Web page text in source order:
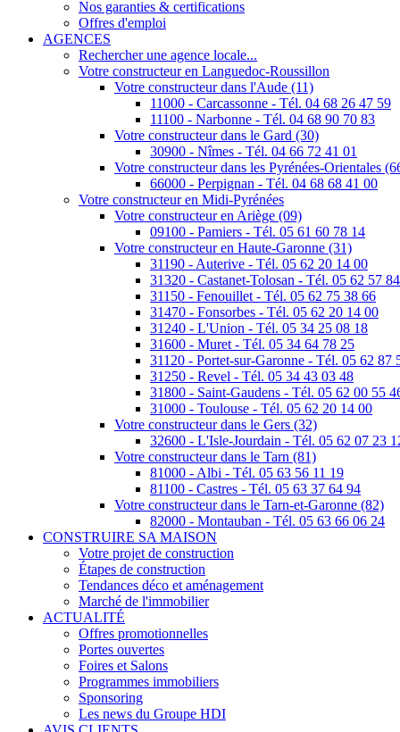
Nos garanties & certifications
Offres d'emploi
AGENCES
Rechercher une agence locale...
Votre constructeur en Languedoc-Roussillon
Votre constructeur dans l'Aude (11)
11000 - Carcassonne - Tél. 04 68 26 47 59
11100 - Narbonne - Tél. 04 68 90 70 83
Votre constructeur dans le Gard (30)
30900 - Nîmes - Tél. 04 66 72 41 01
Votre constructeur dans les Pyrénées-Orientales
66000 - Perpignan - Tél. 04 68 68 41 00
Votre constructeur en Midi-Pyrénées
Votre constructeur en Ariège (09)
09100 - Pamiers - Tél. 05 61 60 78 14
Votre constructeur en Haute-Garonne (31)
31190 - Auterive - Tél. 05 62 20 14 00
31320 - Castanet-Tolosan - Tél. 05 62 57
31150 - Fenouillet - Tél. 05 62 75 38 66
31470 - Fonsorbes - Tél. 05 62 20 14 00
31240 - L'Union - Tél. 05 34 25 08 18
31600 - Muret - Tél. 05 34 64 78 25
31120 - Portet-sur-Garonne - Tél. 05 62 87
31250 - Revel - Tél. 05 34 43 03 48
31800 - Saint-Gaudens - Tél. 05 62 00 55
31000 - Toulouse - Tél. 05 62 20 14 00
Votre constructeur dans le Gers (32)
32600 - L'Isle-Jourdain - Tél. 05 62 07 23
Votre constructeur dans le Tarn (81)
81000 - Albi - Tél. 05 63 56 11 19
81100 - Castres - Tél. 05 63 37 64 94
Votre constructeur dans le Tarn-et-Garonne (82)
82000 - Montauban - Tél. 05 63 66 06 24
CONSTRUIRE SA MAISON
Votre projet de construction
Étapes de construction
Tendances déco et aménagement
Marché de l'immobilier
ACTUALITÉ
Offres promotionnelles
Portes ouvertes
Foires et Salons
Programmes immobiliers
Sponsoring
Les news du Groupe HDI